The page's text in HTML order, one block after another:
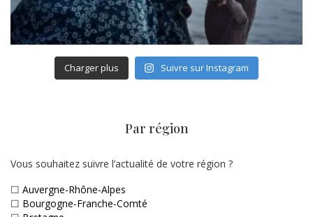
Charger plus Suivre sur Instagram
Par région
Vous souhaitez suivre l’actualité de votre région ?
☐ Auvergne-Rhône-Alpes
☐ Bourgogne-Franche-Comté